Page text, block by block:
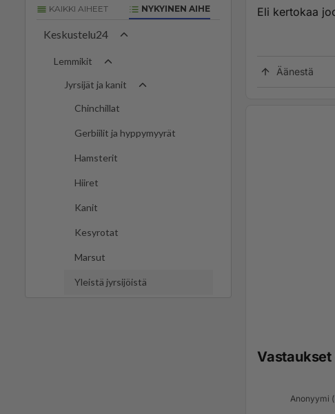
KAIKKI AIHEET NYKYINEN AIHE
Keskustelu24
Lemmikit
Jyrsijät ja kanit
Chinchillat
Gerbiilit ja hyppymyyrät
Hamsterit
Hiiret
Kanit
Kesyrotat
Marsut
Yleistä jyrsijöistä
Eli kertokaa
Äänestä
Vastaukset
Anonyymi (